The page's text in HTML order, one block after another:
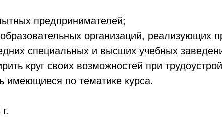
предпринимателей;
организаций, реализующих
специальных и высших учебных
круг своих возможностей при
имеющиеся по тематике курса.